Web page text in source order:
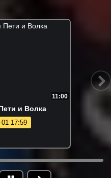
11:00
и Волка
01 17:59